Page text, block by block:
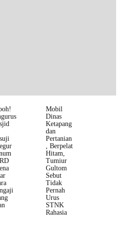
Mobil
Dinas
Ketapang
dan
Pertanian
, Berpelat
Hitam,
Tumiur
Gultom
Sebut
Tidak
Pernah
Urus
STNK
Rahasia